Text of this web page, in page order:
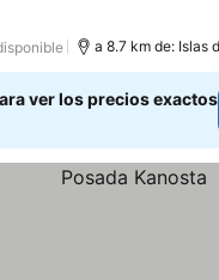
ver los precios exactos